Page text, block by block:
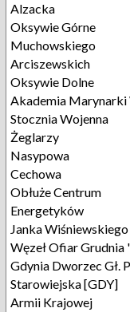
Alzacka
Oksywie Górne
Muchowskiego
Arciszewskich
Oksywie Dolne
Akademia Marynarki
Stocznia Wojenna
Żeglarzy
Nasypowa
Cechowa
Obłuże Centrum
Energetyków
Janka Wiśniewskiego
Węzeł Ofiar Grudnia
Gdynia Dworzec Gł.
Starowiejska [GDY]
Armii Krajowej